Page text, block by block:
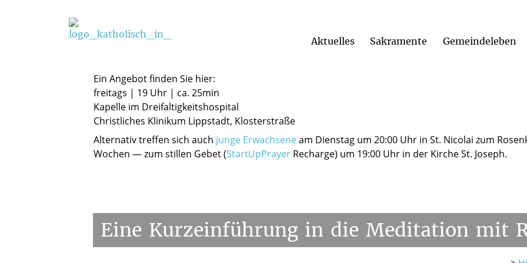
Aktuelles Sakramente Gemeindeleben
Ein Angebot finden Sie hier:
freitags | 19 Uhr | ca. 25min
Kapelle im Dreifaltigkeitshospital
Christliches Klinikum Lippstadt, Klosterstraße
Alternativ treffen sich auch junge Erwachseneam Dienstag um 20:00 Uhr in St. Nicolai zum
Wochen — zum stillen Gebet (StartUpPrayer Recharge) um 19:00 Uhr in der Kirche St. Joseph.
Eine Kurzeinführung in die Meditation mit